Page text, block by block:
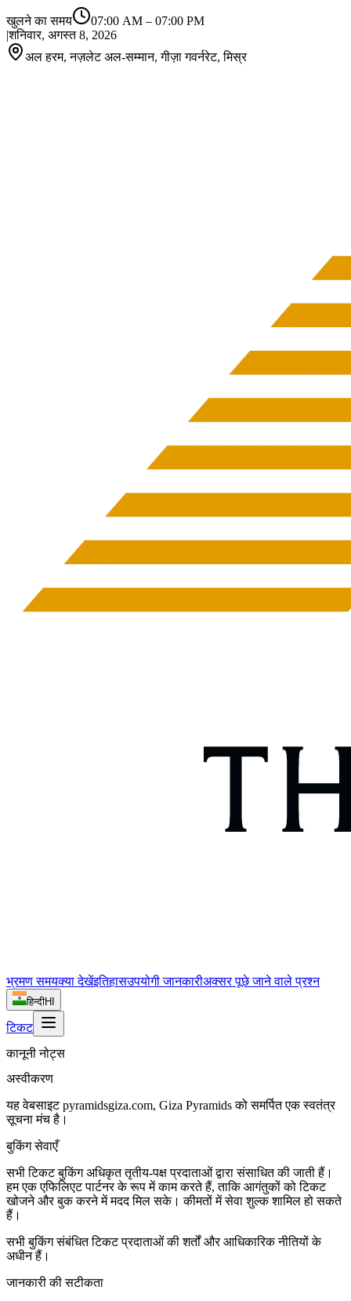
खुलने का समय 07:00 AM – 07:00 PM
|शनिवार, अगस्त 8, 2026
अल हरम, नज़लेट अल-सम्मान, गीज़ा गवर्नरेट, मिस्र
भ्रमण समयक्या देखेंइतिहासउपयोगी जानकारीअक्सर पूछे जाने वाले प्रश्न
हिन्दीHI
टिकट
कानूनी नोट्स
अस्वीकरण
यह वेबसाइट pyramidsgiza.com, Giza Pyramids को समर्पित एक स्वतंत्र
सूचना मंच है।
बुकिंग सेवाएँ
सभी टिकट बुकिंग अधिकृत तृतीय-पक्ष प्रदाताओं द्वारा संसाधित की जाती हैं।
हम एक एफिलिएट पार्टनर के रूप में काम करते हैं, ताकि आगंतुकों को टिकट
खोजने और बुक करने में मदद मिल सके। कीमतों में सेवा शुल्क शामिल हो सकते
हैं।
सभी बुकिंग संबंधित टिकट प्रदाताओं की शर्तों और आधिकारिक नीतियों के
अधीन हैं।
जानकारी की सटीकता